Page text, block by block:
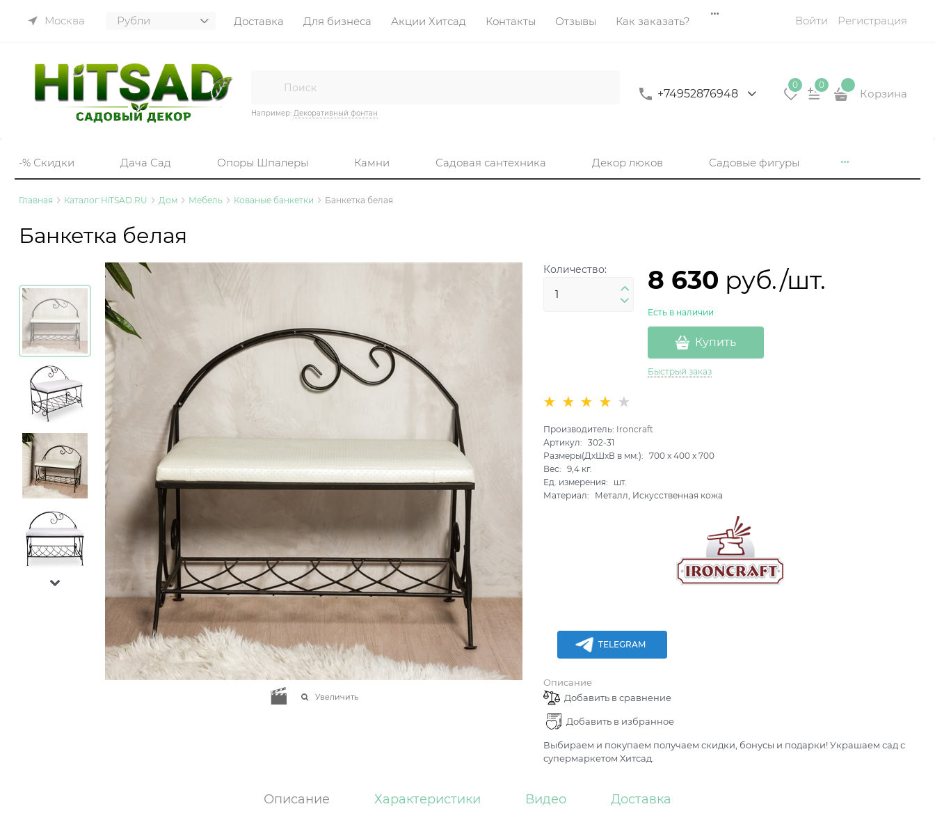
Москва Доставка Для бизнеса Акции Хитсад Контакты Отзывы Как заказать? Войти Регистрация
Например: Декоративный фонтан
+74952876948
0 0
Корзина
-% Скидки Дача Сад Опоры Шпалеры Камни Садовая сантехника Декор люков Садовые фигуры
Главная Каталог HiTSAD.RU Дом Мебель Кованые банкетки Банкетка белая
Банкетка белая
Увеличить
Количество: 8 630 руб./шт.
Есть в наличии
Купить
Быстрый заказ
Производитель: Ironcraft
Артикул:
302-31
Размеры(ДхШхВ в мм.):
700 x400 x700
Вес:
9,4 кг.
Ед. измерения:
шт.
Материал:
Металл, Искусственная кожа
TELEGRAM
Описание
Добавить в сравнение
Добавить в избранное
Выбираем и покупаем получаем скидки, бонусы и подарки! Украшаем сад с
супермаркетом Хитсад.
Описание Характеристики Видео Доставка